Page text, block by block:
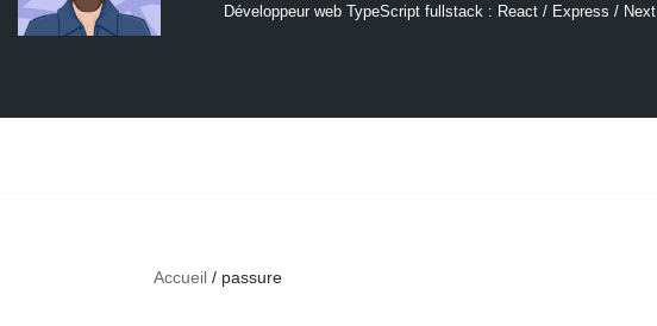
Développeur web TypeScript fullstack : React / Express / Next
Accueil / passure